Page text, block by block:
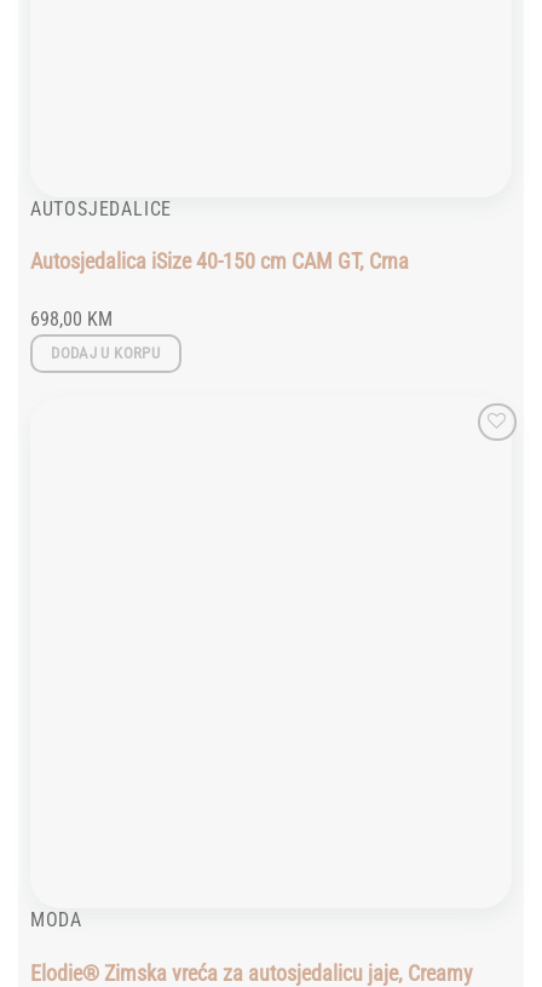
AUTOSJEDALICE
Autosjedalica iSize 40-150 cm CAM GT, Crna
698,00 KM
DODAJ U KORPU
MODA
Elodie® Zimska vreća za autosjedalicu jaje, Creamy